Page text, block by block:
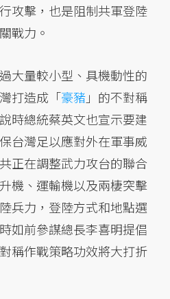
攻擊，也是阻制共軍登陸
戰力。
大量較小型、具機動性的
打造成「豪豬」的不對稱
時總統蔡英文也宣示要建
台灣足以應對外在軍事威
正在調整武力攻台的聯合
機、運輸機以及兩棲突擊
兵力，登陸方式和地點選
如前參謀總長李喜明提倡
稱作戰策略功效將大打折